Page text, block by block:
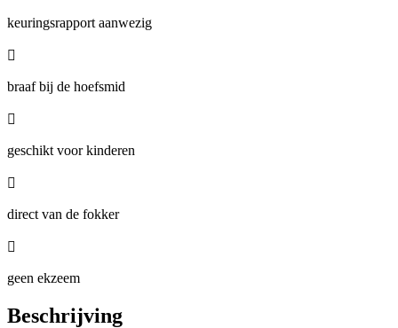
keuringsrapport aanwezig

braaf bij de hoefsmid

geschikt voor kinderen

direct van de fokker

geen ekzeem
Beschrijving